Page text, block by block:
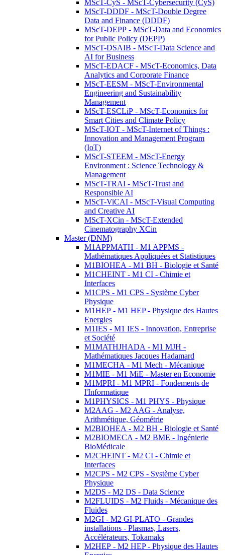
MScT-CyS - MScT-Cybersecurity (CyS)
MScT-DDDF - MScT-Double Degree
Data and Finance (DDDF)
MScT-DEPP - MScT-Data and Economics
for Public Policy (DEPP)
MScT-DSAIB - MScT-Data Science and
AI for Business
MScT-EDACF - MScT-Economics, Data
Analytics and Corporate Finance
MScT-EESM - MScT-Environmental
Engineering and Sustainability
Management
MScT-ESCLiP - MScT-Economics for
Smart Cities and Climate Policy
MScT-IOT - MScT-Internet of Things :
Innovation and Management Program
(IoT)
MScT-STEEM - MScT-Energy
Environment : Science Technology &
Management
MScT-TRAI - MScT-Trust and
Responsible AI
MScT-ViCAI - MScT-Visual Computing
and Creative AI
MScT-XCin - MScT-Extended
Cinematography XCin
Master (DNM)
M1APPMATH - M1 APPMS -
Mathématiques Appliquées et Statistiques
M1BIOHEA - M1 BH - Biologie et Santé
M1CHEINT - M1 CI - Chimie et
Interfaces
M1CPS - M1 CPS - Système Cyber
Physique
M1HEP - M1 HEP - Physique des Hautes
Energies
M1IES - M1 IES - Innovation, Entreprise
et Société
M1MATHJHADA - M1 MJH -
Mathématiques Jacques Hadamard
M1MECHA - M1 Mech - Mécanique
M1MIE - M1 MiE - Master en Economie
M1MPRI - M1 MPRI - Fondements de
l'Informatique
M1PHYSICS - M1 PHYS - Physique
M2AAG - M2 AAG - Analyse,
Arithmétique, Géométrie
M2BIOHEA - M2 BH - Biologie et Santé
M2BIOMECA - M2 BME - Ingénierie
BioMédicale
M2CHEINT - M2 CI - Chimie et
Interfaces
M2CPS - M2 CPS - Système Cyber
Physique
M2DS - M2 DS - Data Science
M2FLUIDS - M2 Fluids - Mécanique des
Fluides
M2GI - M2 GI-PLATO - Grandes
installations - Plasmas, Lasers,
Accélérateurs, Tokamaks
M2HEP - M2 HEP - Physique des Hautes